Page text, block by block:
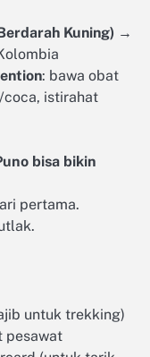
Kuning) →
: bawa obat
coca, istirahat
bisa bikin
pertama.
untuk trekking)
pesawat